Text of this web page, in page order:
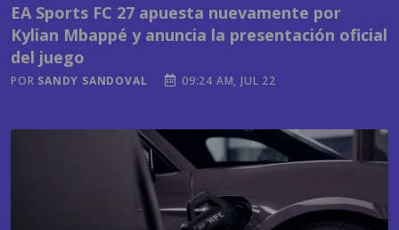
EA Sports FC 27 apuesta nuevamente por
Kylian Mbappé y anuncia la presentación oficial
del juego
POR SANDY SANDOVAL 09:24 AM, JUL 22